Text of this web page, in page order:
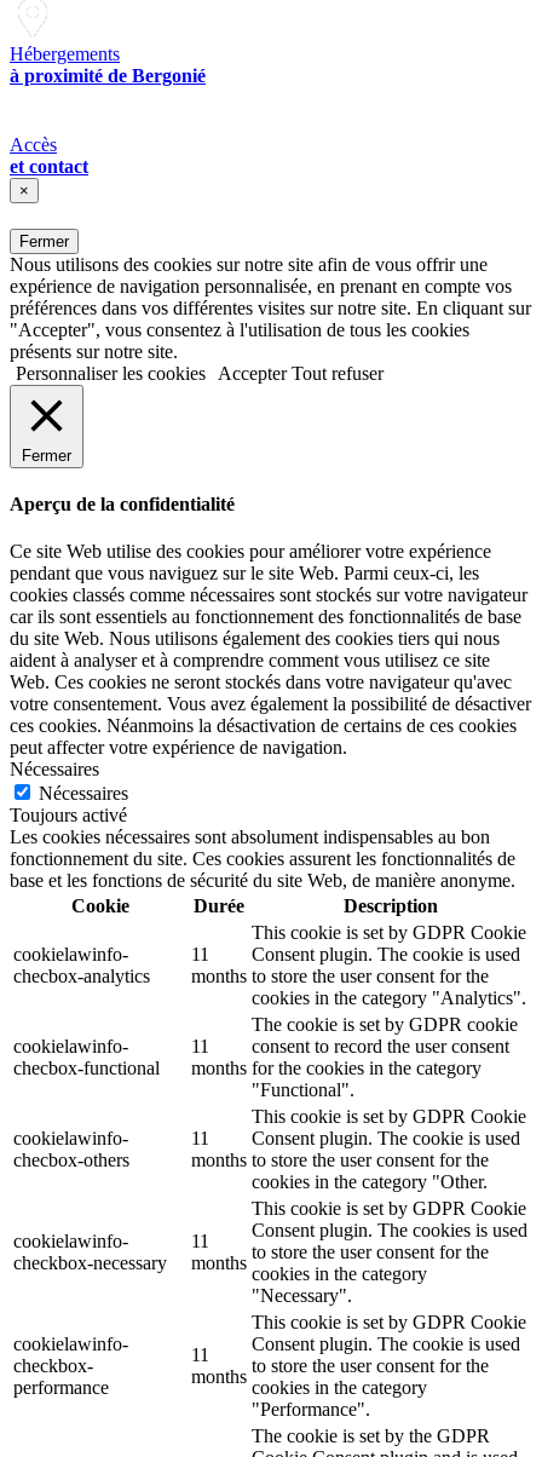
Hébergements
à proximité de Bergonié
Accès
et contact
×
Fermer
Nous utilisons des cookies sur notre site afin de vous offrir une
expérience de navigation personnalisée, en prenant en compte vos
préférences dans vos différentes visites sur notre site. En cliquant sur
"Accepter", vous consentez à l'utilisation de tous les cookies
présents sur notre site.
Personnaliser les cookies
Accepter Tout refuser
Fermer
Aperçu de la confidentialité
Ce site Web utilise des cookies pour améliorer votre expérience
pendant que vous naviguez sur le site Web. Parmi ceux-ci, les
cookies classés comme nécessaires sont stockés sur votre navigateur
car ils sont essentiels au fonctionnement des fonctionnalités de base
du site Web. Nous utilisons également des cookies tiers qui nous
aident à analyser et à comprendre comment vous utilisez ce site
Web. Ces cookies ne seront stockés dans votre navigateur qu'avec
votre consentement. Vous avez également la possibilité de désactiver
ces cookies. Néanmoins la désactivation de certains de ces cookies
peut affecter votre expérience de navigation.
Nécessaires
Nécessaires
Toujours activé
Les cookies nécessaires sont absolument indispensables au bon
fonctionnement du site. Ces cookies assurent les fonctionnalités de
base et les fonctions de sécurité du site Web, de manière anonyme.
Cookie
Durée Description
cookielawinfo-
checbox-analytics
11
months
This cookie is set by GDPR Cookie
Consent plugin. The cookie is used
to store the user consent for the
cookies in the category "Analytics".
cookielawinfo-
checbox-functional
11
months
The cookie is set by GDPR cookie
consent to record the user consent
for the cookies in the category
"Functional".
cookielawinfo-
checbox-others
11
months
This cookie is set by GDPR Cookie
Consent plugin. The cookie is used
to store the user consent for the
cookies in the category "Other.
cookielawinfo-
checkbox-necessary
11
months
This cookie is set by GDPR Cookie
Consent plugin. The cookies is used
to store the user consent for the
cookies in the category
"Necessary".
cookielawinfo-
checkbox-
performance
11
months
This cookie is set by GDPR Cookie
Consent plugin. The cookie is used
to store the user consent for the
cookies in the category
"Performance".
The cookie is set by the GDPR